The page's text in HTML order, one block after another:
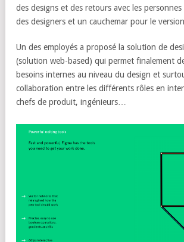
des designs et des retours avec les
des designers et un cauchemar pour le
Un des employés a proposé la solution de
(solution web-based) qui permet finalement
besoins internes au niveau du design et
collaboration entre les différents rôles en
chefs de produit, ingénieurs…